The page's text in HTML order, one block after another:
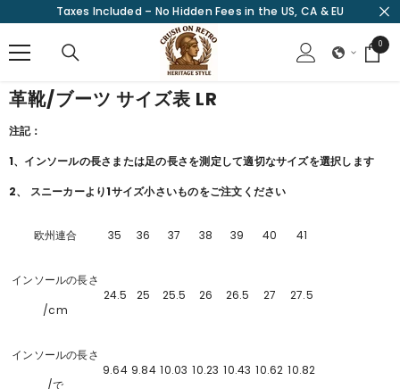
SKIP TO CONTENT
Taxes Included – No Hidden Fees in the US, CA & EU
00
items
革靴/ブーツ サイズ表 LR
注記：
1、インソールの長さまたは足の長さを測定して適切なサイズを選択します
2、
スニーカーより1サイズ小さいものをご注文ください
欧州連合 35 36 37 38 39 40 41
インソールの長さ
/cm
24.5 25 25.5 26 26.5 27 27.5
インソールの長さ
/で
9.64 9.84 10.03 10.23 10.43 10.62 10.82